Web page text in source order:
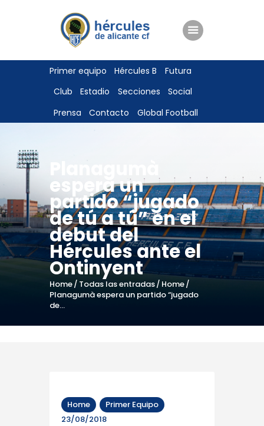
Primer equipo Hércules B
Futura
Club
Estadio Secciones
Social
Prensa
Contacto Global Football
Planagumà
espera un
partido “jugado
de tú a tú” en el
debut del
Hércules ante el
Ontinyent
Home Todas las entradas
Home
Planagumà espera un partido “jugado
de...
ENTRADAS
TIENDA
HÉRCULESCF100
Home
Primer Equipo
23/08/2018